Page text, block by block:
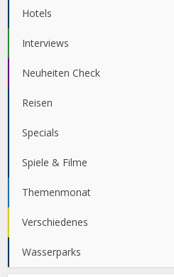
Hotels
Interviews
Neuheiten Check
Reisen
Specials
Spiele & Filme
Themenmonat
Verschiedenes
Wasserparks